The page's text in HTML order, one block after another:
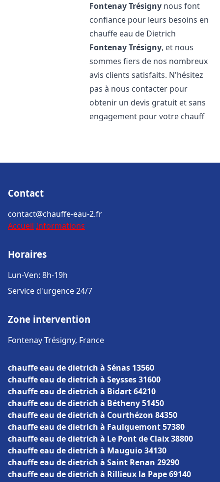
Fontenay Trésigny nous font
confiance pour leurs besoins en
chauffe eau de Dietrich
Fontenay Trésigny, et nous
sommes fiers de nos nombreux
avis clients satisfaits. N'hésitez
pas à nous contacter pour
obtenir un devis gratuit et sans
engagement pour votre chauff
Contact
contact@chauffe-eau-2.fr
Accueil Informations
Horaires
Lun-Ven: 8h-19h
Service d'urgence 24/7
Zone intervention
Fontenay Trésigny, France
chauffe eau de dietrich à Sénas 13560
chauffe eau de dietrich à Seysses 31600
chauffe eau de dietrich à Bidart 64210
chauffe eau de dietrich à Bétheny 51450
chauffe eau de dietrich à Courthézon 84350
chauffe eau de dietrich à Faulquemont 57380
chauffe eau de dietrich à Le Pont de Claix 38800
chauffe eau de dietrich à Mauguio 34130
chauffe eau de dietrich à Saint Renan 29290
chauffe eau de dietrich à Rillieux la Pape 69140